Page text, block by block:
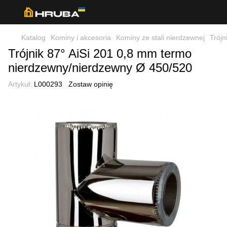
Katalog Kominy i akcesoria Kominy ze stali nierdzewnej
Trójnik 87° AiSi 201 0,8 mm termo
nierdzewny/nierdzewny Ø 450/520
Artykuł: L000293 Zostaw opinię